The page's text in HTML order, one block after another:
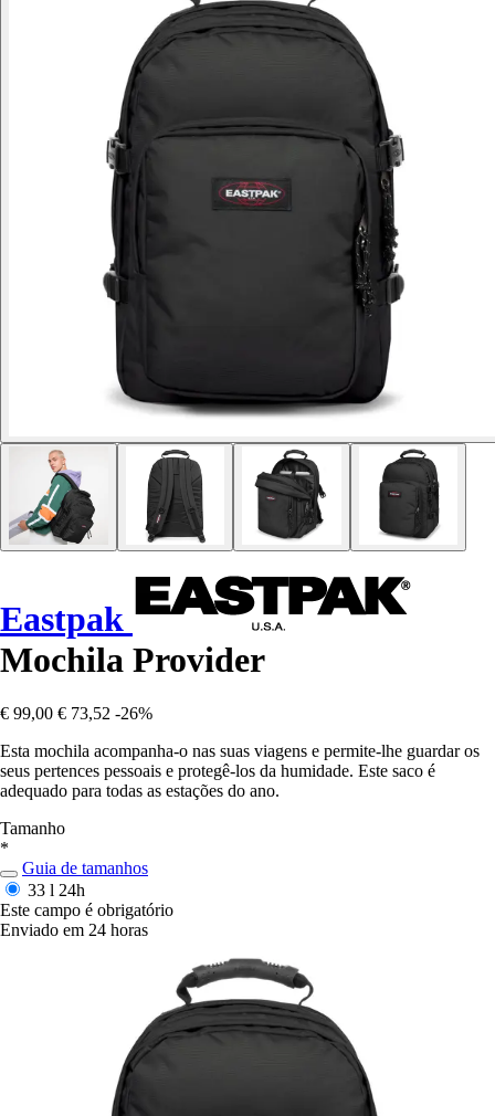
Eastpak
Mochila Provider
€ 99,00 € 73,52 -26%
Esta mochila acompanha-o nas suas viagens e permite-lhe guardar os
seus pertences pessoais e protegê-los da humidade. Este saco é
adequado para todas as estações do ano.
Tamanho
*
Guia de tamanhos
33 l 24h
Este campo é obrigatório
Enviado em 24 horas